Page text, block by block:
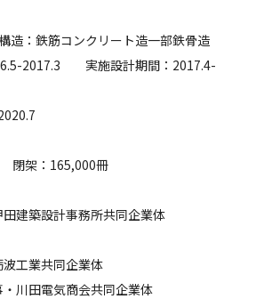
：鉄筋コンクリート造一部鉄骨造
2017.3 実施設計期間：2017.4-
架：165,000冊
建築設計事務所共同企業体
工業共同企業体
川田電気商会共同企業体